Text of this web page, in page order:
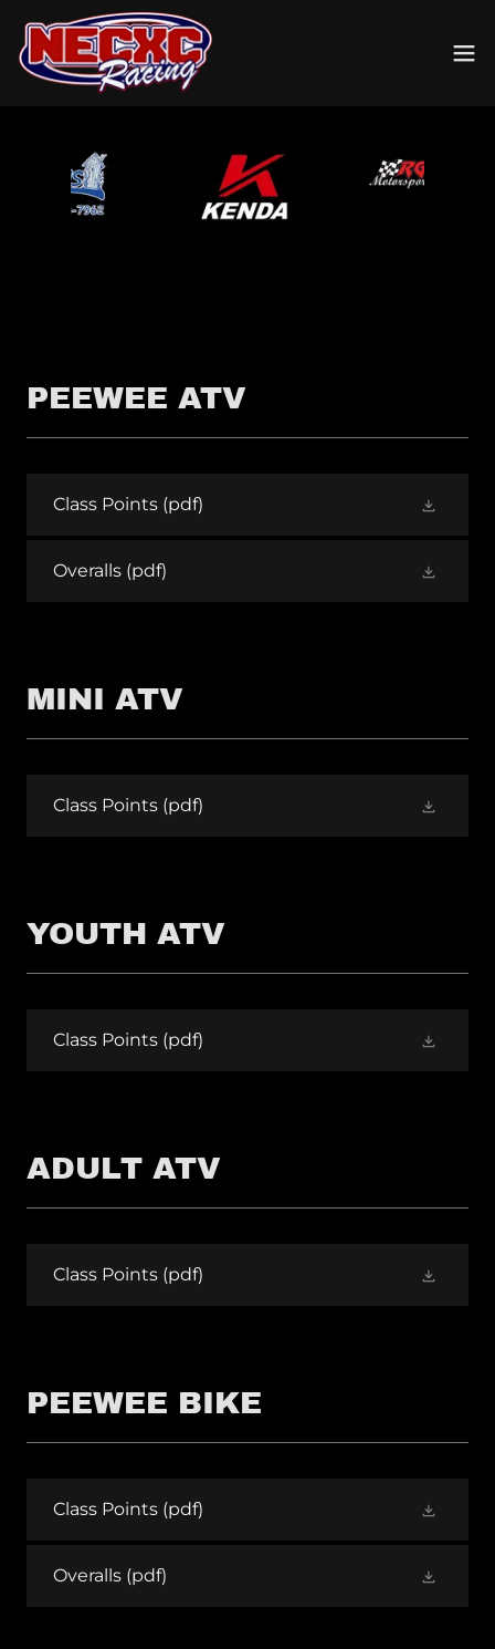
PEEWEE ATV
Class Points (pdf)
Overalls (pdf)
MINI ATV
Class Points (pdf)
YOUTH ATV
Class Points (pdf)
ADULT ATV
Class Points (pdf)
PEEWEE BIKE
Class Points (pdf)
Overalls (pdf)